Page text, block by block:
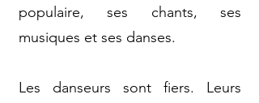
populaire, ses chants, ses
musiques et ses danses.
Les danseurs sont fiers. Leurs